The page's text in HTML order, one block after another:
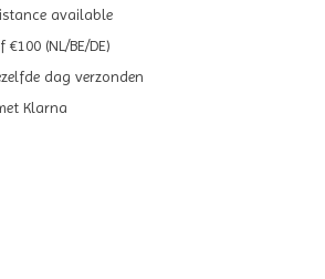
available
(NL/BE/DE)
dag verzonden
Klarna